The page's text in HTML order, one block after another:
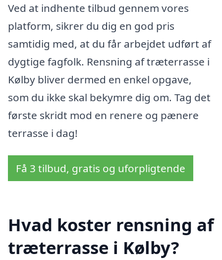
Ved at indhente tilbud gennem vores
platform, sikrer du dig en god pris
samtidig med, at du får arbejdet udført af
dygtige fagfolk. Rensning af træterrasse i
Kølby bliver dermed en enkel opgave,
som du ikke skal bekymre dig om. Tag det
første skridt mod en renere og pænere
terrasse i dag!
Få 3 tilbud, gratis og uforpligtende
Hvad koster rensning af
træterrasse i Kølby?